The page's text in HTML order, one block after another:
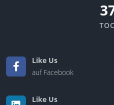
Like Us
auf Facebook
Like Us